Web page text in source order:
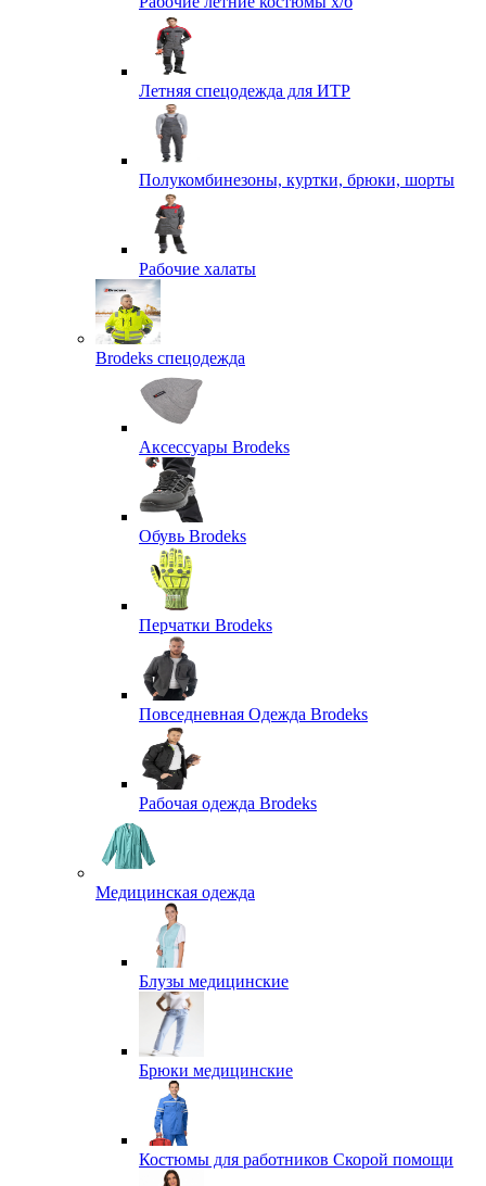
Летняя спецодежда для ИТР
Полукомбинезоны, куртки, брюки, шорты
Рабочие халаты
Brodeks спецодежда
Аксессуары Brodeks
Обувь Brodeks
Перчатки Brodeks
Повседневная Одежда Brodeks
Рабочая одежда Brodeks
Медицинская одежда
Блузы медицинские
Брюки медицинские
Костюмы для работников Скорой помощи